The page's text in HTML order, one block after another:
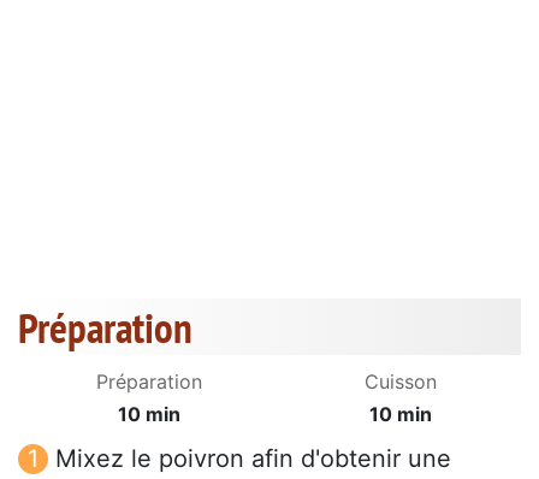
Préparation
Préparation
10 min
Cuisson
10 min
Mixez le poivron afin d'obtenir une